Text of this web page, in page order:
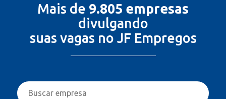
Mais de 9.805 empresas
divulgando
suas vagas no JF Empregos